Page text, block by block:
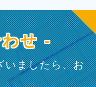
せ -
いましたら、お